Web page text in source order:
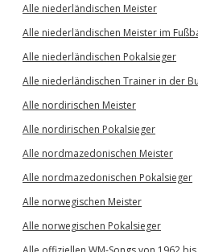
Alle niederländischen Meister
Alle niederländischen Meister im
Alle niederländischen Pokalsieger
Alle niederländischen Trainer in der
Alle nordirischen Meister
Alle nordirischen Pokalsieger
Alle nordmazedonischen Meister
Alle nordmazedonischen Pokalsieger
Alle norwegischen Meister
Alle norwegischen Pokalsieger